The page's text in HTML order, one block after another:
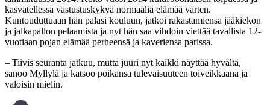
kasvatellessa vastustuskykyä normaalia elämää varten.
Kuntouduttuaan hän palasi kouluun, jatkoi rakastamiensa jääkiekon
ja jalkapallon pelaamista ja nyt hän saa vihdoin viettää tavallista 12-
vuotiaan pojan elämää perheensä ja kaveriensa parissa.
– Tiivis seuranta jatkuu, mutta juuri nyt kaikki näyttää hyvältä,
sanoo Myllylä ja katsoo poikansa tulevaisuuteen toiveikkaana ja
valoisin mielin.